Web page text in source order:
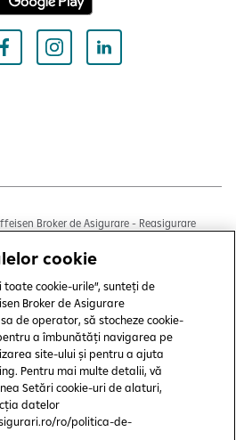
Broker de Asigurare - Reasigurare
cookie
toate cookie-urile”, sunteți de
Broker de Asigurare
de operator, să stocheze cookie-
a îmbunătăți navigarea pe
site-ului și pentru a ajuta
Pentru mai multe detalii, vă
Setări cookie-uri de alaturi,
datelor
ro/politica-de-